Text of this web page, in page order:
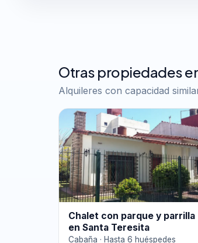
Otras propiedades
Alquileres con capacidad
Chalet con parque y parrilla
en Santa Teresita
Cabaña · Hasta 6 huéspedes